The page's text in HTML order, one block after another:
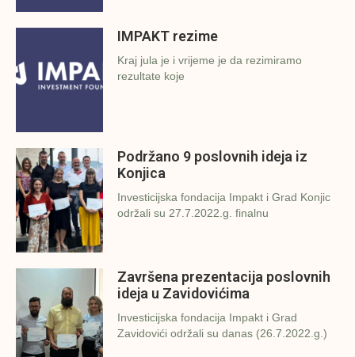
IMPAKT rezime
Kraj jula je i vrijeme je da rezimiramo
rezultate koje
Podržano 9 poslovnih ideja iz
Konjica
Investicijska fondacija Impakt i Grad Konjic
održali su 27.7.2022.g. finalnu
Završena prezentacija poslovnih
ideja u Zavidovićima
Investicijska fondacija Impakt i Grad
Zavidovići održali su danas (26.7.2022.g.)